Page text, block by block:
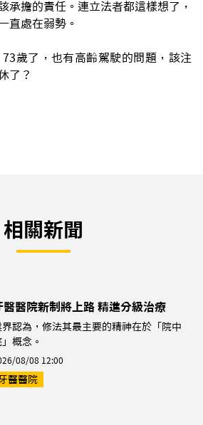
承擔的責任。連立法者都這樣想了，
直處在弱勢。
歲了，也有高齡駕駛的問題，該注
了？
相關新聞
醫醫院新制將上路 精進分級治療
界認為，修法其最主要的精神在於「院中
」概念。
08/08 12:00
醫醫院